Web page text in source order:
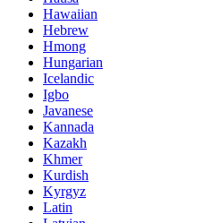
Hawaiian
Hebrew
Hmong
Hungarian
Icelandic
Igbo
Javanese
Kannada
Kazakh
Khmer
Kurdish
Kyrgyz
Latin